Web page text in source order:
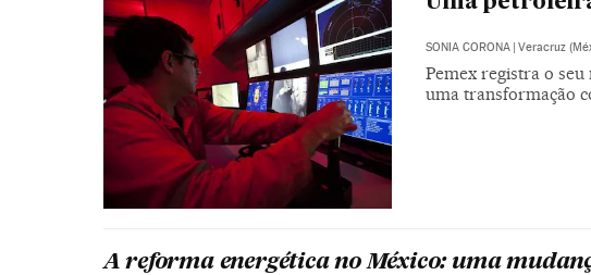
SONIA CORONA Veracruz
Pemex registra o
uma transformação
A reforma energética no México: uma